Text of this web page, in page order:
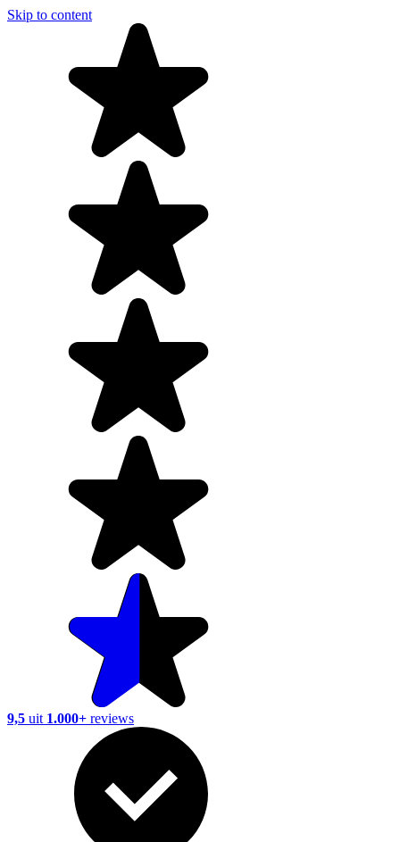
Skip to content
9,5 uit 1.000+ reviews